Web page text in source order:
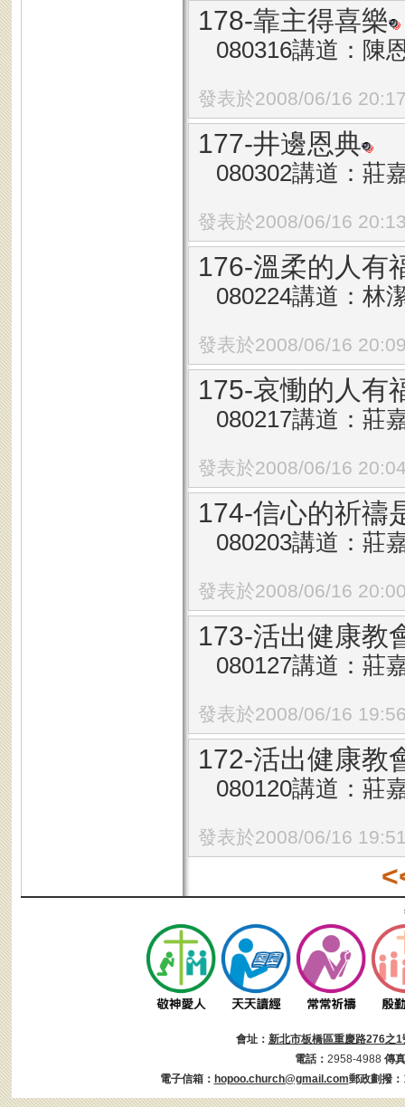
178-靠主得喜樂
080316講道：陳
發表於2008/06/16
177-井邊恩典
080302講道：莊
發表於2008/06/16
176-溫柔的人有
080224講道：林
發表於2008/06/16
175-哀慟的人有
080217講道：莊
發表於2008/06/16
174-信心的祈禱
080203講道：莊
發表於2008/06/16
173-活出健康教
080127講道：莊
發表於2008/06/16
172-活出健康教
080120講道：莊
發表於2008/06/16
會址： 新北市板橋區重慶路276之1
電話： 2958-4988 傳
電子信箱： hopoo.church@gmail.com郵政劃撥：